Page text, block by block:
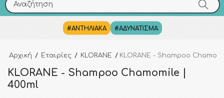
Αναζήτηση
#ΑΝΤΗΛΙΑΚΑ #ΑΔΥΝΑΤΙΣΜΑ
Αρχική / Εταιρίες / KLORANE / KLORANE - Shampoo
KLORANE - Shampoo Chamomile |
400ml